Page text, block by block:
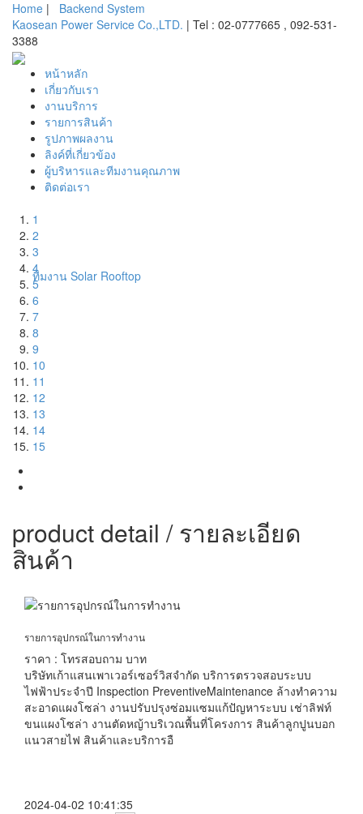
Home | Backend System
Kaosean Power Service Co.,LTD. | Tel : 02-0777665 , 092-531-
3388
หน้าหลัก
เกี่ยวกับเรา
งานบริการ
รายการสินค้า
รูปภาพผลงาน
ลิงค์ที่เกี่ยวข้อง
ผู้บริหารและทีมงานคุณภาพ
ติดต่อเรา
ทีมงาน Solar Rooftop
1
2
3
4
5
6
7
8
9
10
11
12
13
14
15
product detail / รายละเอียด
สินค้า
รายการอุปกรณ์ในการทำงาน
ราคา : โทรสอบถาม บาท
บริษัทเก้าแสนเพาเวอร์เซอร์วิสจำกัด บริการตรวจสอบระบบ
ไฟฟ้าประจำปี Inspection PreventiveMaintenance ล้างทำความ
สะอาดแผงโซล่า งานปรับปรุงซ่อมแซมแก้ปัญหาระบบ เช่าลิฟท์
ขนแผงโซล่า งานตัดหญ้าบริเวณพื้นที่โครงการ สินค้าลูกปูนบอก
แนวสายไฟ สินค้าและบริการอื
2024-04-02 10:41:35